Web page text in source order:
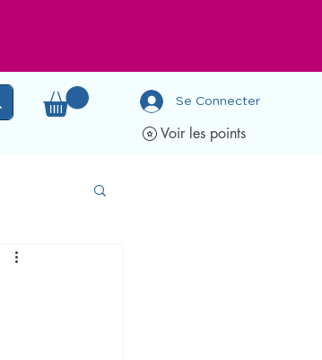
Se Connecter
Voir les points